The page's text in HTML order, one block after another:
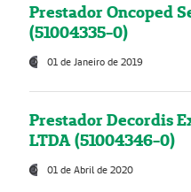
Prestador Oncoped
(51004335-0)
01 de Janeiro de 2019
Prestador Decordis
LTDA (51004346-0)
01 de Abril de 2020